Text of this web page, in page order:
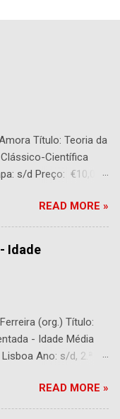
Título: Teoria da
Científica
s/d Preço: €10,00
READ MORE »
Idade
(org.) Título:
- Idade Média
Ano: s/d, 2.ª
a lapiseira. Usado.
READ MORE »